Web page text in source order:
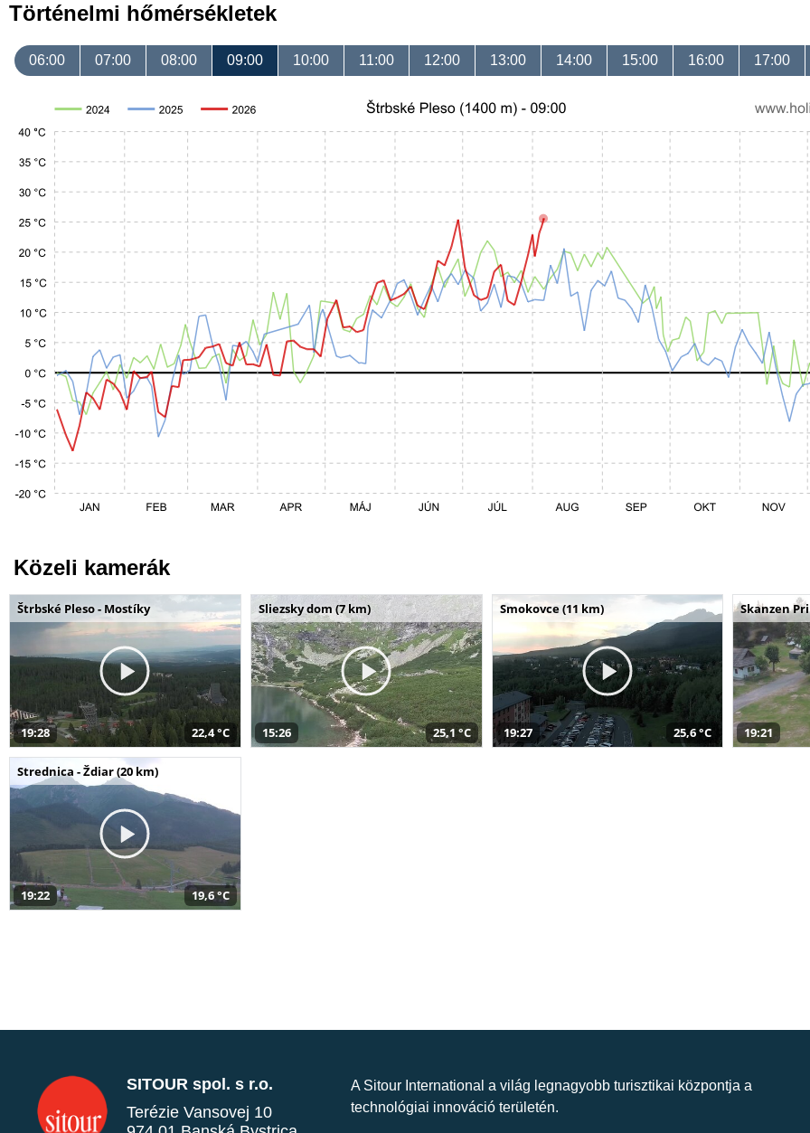
Történelmi hőmérsékletek
06:00 07:00 08:00 09:00 10:00 11:00 12:00 13:00 14:00 15:00 16:00 17:00
Közeli kamerák
Štrbské Pleso - Mostíky
19:28 22,4 °C
Sliezsky dom (7 km)
15:26 25,1 °C
Smokovce (11 km)
19:27 25,6 °C
Skanzen
19:21
Strednica - Ždiar (20 km)
19:22 19,6 °C
SITOUR spol. s r.o.
Terézie Vansovej 10
A Sitour International a világ legnagyobb turisztikai központja a
technológiai innováció területén.